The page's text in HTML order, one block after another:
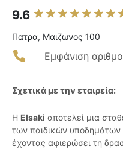
9.6
Πατρα, Μαιζωνος 100
Εμφάνιση
Σχετικά με την εταιρεία:
Η Elsaki αποτελεί μια
των παιδικών
έχοντας αφιερώσει τη